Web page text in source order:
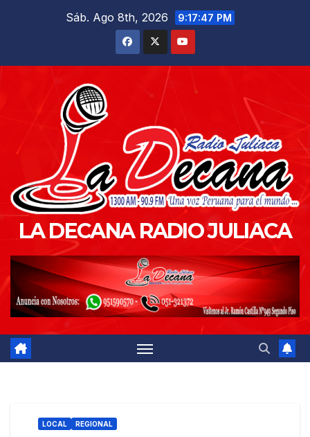
Sáb. Ago 8th, 2026 9:17:48 PM
LA DECANA RADIO JULIACA
LOCAL REGIONAL